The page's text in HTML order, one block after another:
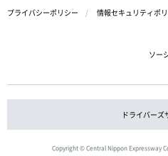
プライバシーポリシー
情報セキュリティポ
ソー
ドライバーズ
Copyright © Central Nippon Expressway